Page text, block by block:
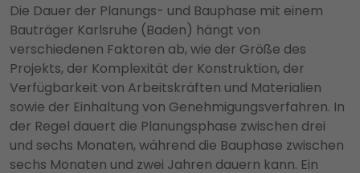
Die Dauer der Planungs- und Bauphase mit einem
Bauträger Karlsruhe (Baden) hängt von
verschiedenen Faktoren ab, wie der Größe des
Projekts, der Komplexität der Konstruktion, der
Verfügbarkeit von Arbeitskräften und Materialien
sowie der Einhaltung von Genehmigungsverfahren. In
der Regel dauert die Planungsphase zwischen drei
und sechs Monaten, während die Bauphase zwischen
sechs Monaten und zwei Jahren dauern kann. Ein